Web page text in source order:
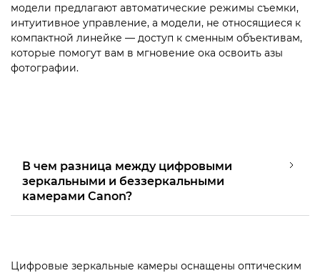
модели предлагают автоматические режимы съемки,
интуитивное управление, а модели, не относящиеся к
компактной линейке — доступ к сменным объективам,
которые помогут вам в мгновение ока освоить азы
фотографии.
В чем разница между цифровыми
зеркальными и беззеркальными
камерами Canon?
Цифровые зеркальные камеры оснащены оптическим